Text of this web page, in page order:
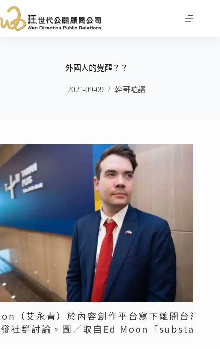
至
主
外國人的覺醒？？
2025-09-09 幹哥嗆讀